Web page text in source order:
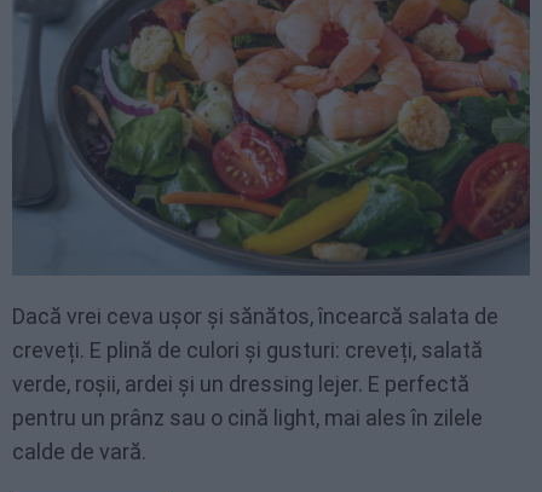
Dacă vrei ceva ușor și sănătos, încearcă salata de
creveți. E plină de culori și gusturi: creveți, salată
verde, roșii, ardei și un dressing lejer. E perfectă
pentru un prânz sau o cină light, mai ales în zilele
calde de vară.